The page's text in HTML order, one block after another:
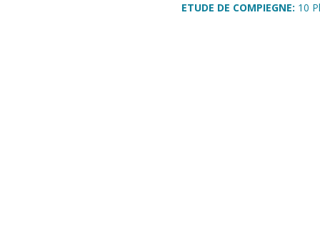
ETUDE DE COMPIEGNE: 10